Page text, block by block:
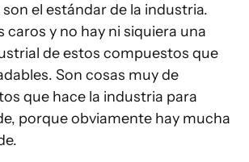
el estándar de la industria.
caros y no hay ni siquiera una
de estos compuestos que
Son cosas muy de
que hace la industria para
porque obviamente hay mucha